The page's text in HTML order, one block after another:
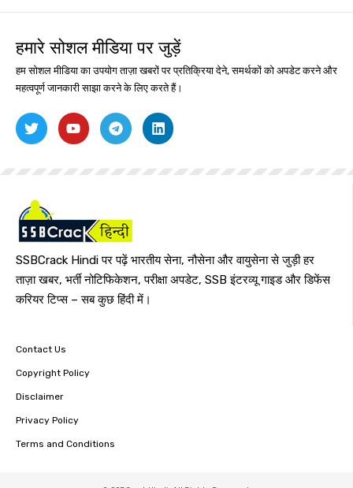
हमारे सोशल मीडिया पर जुड़ें
हम सोशल मीडिया का उपयोग ताज़ा खबरों पर प्रतिक्रिया देने, समर्थकों को अपडेट करने और
महत्वपूर्ण जानकारी साझा करने के लिए करते हैं।
SSBCrack Hindi पर पढ़ें भारतीय सेना, नौसेना और वायुसेना से जुड़ी हर
ताज़ा खबर, भर्ती नोटिफिकेशन, परीक्षा अपडेट, SSB इंटरव्यू गाइड और डिफेंस
करियर टिप्स – सब कुछ हिंदी में।
Contact Us
Copyright Policy
Disclaimer
Privacy Policy
Terms and Conditions